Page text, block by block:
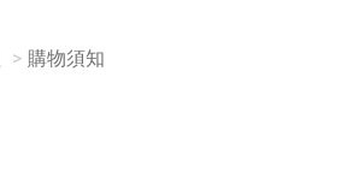
目前頁面：
購物須知